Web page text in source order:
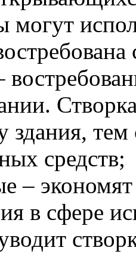
могут
здания,
средств;
–
в сфере